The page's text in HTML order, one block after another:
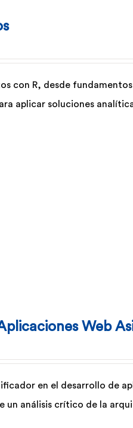
con R, desde
aplicar soluciones
Web
en el desarrollo de
análisis crítico de la